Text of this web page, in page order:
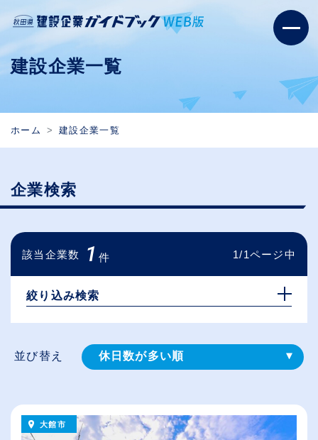
建設企業一覧
ホーム 建設企業一覧
企業検索
該当企業数 1 件 1/1ページ中
絞り込み検索
並び替え 休日数が多い順
給与が高い順
（⾼卒の給与を基準）
大館市